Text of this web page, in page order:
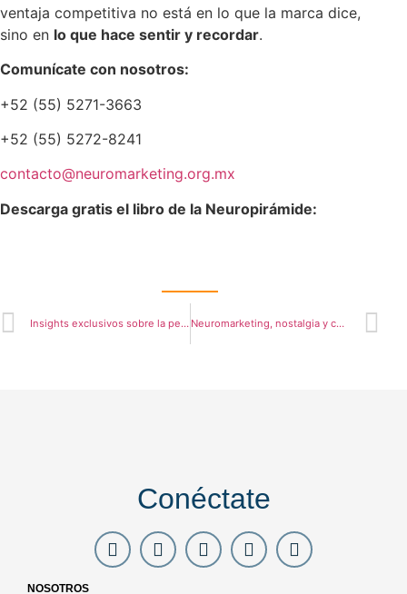
ventaja competitiva no está en lo que la marca dice,
sino en lo que hace sentir y recordar.
Comunícate con nosotros:
+52 (55) 5271-3663
+52 (55) 5272-8241
contacto@neuromarketing.org.mx
Descarga gratis el libro de la Neuropirámide:
Insights exclusivos sobre la percepción de los jugadores de la Selección Mexicana rumbo al Mundial 2026. Neuromarketing, nostalgia y consumo emocional
Conéctate
NOSOTROS